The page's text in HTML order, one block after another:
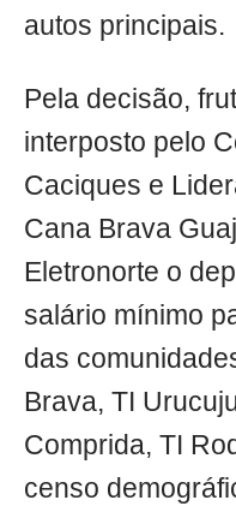
autos principais.
Pela decisão,
interposto pelo
Caciques e
Cana Brava
Eletronorte o
salário mínimo
das
Brava, TI
Comprida, TI
censo